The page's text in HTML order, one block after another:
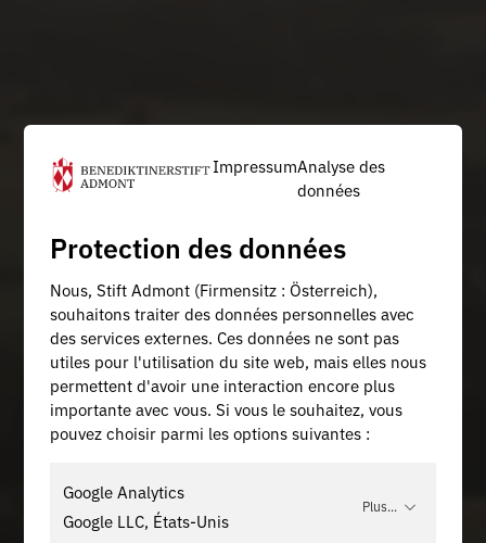
ImpressumAnalyse des
données
Protection des données
Nous, Stift Admont (Firmensitz : Österreich),
souhaitons traiter des données personnelles avec
des services externes. Ces données ne sont pas
utiles pour l'utilisation du site web, mais elles nous
permettent d'avoir une interaction encore plus
importante avec vous. Si vous le souhaitez, vous
pouvez choisir parmi les options suivantes :
Google Analytics
Google LLC, États-Unis
Plus...